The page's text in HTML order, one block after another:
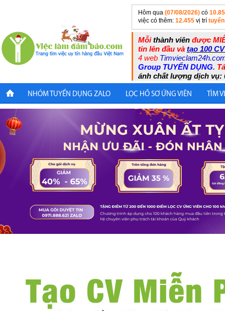
Hôm qua (07/08/2026) có
việc có thêm: 12.455 vị trí
Mỗithành viên được
tin lên đầu và tạo 100
4 web
Group TUYỂN DỤNG.
ánh chất lượng dịch vụ:
NHÓM TUYỂN DỤNG ZALO LỌC HỒ SƠ ỨNG VIÊN TÌM